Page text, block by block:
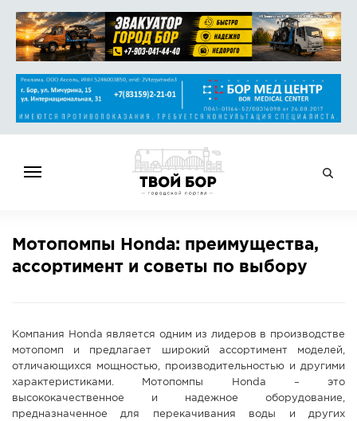
НОВОСТИ
СПРАВОЧНИК
АФИША
КАМЕРЫ
Мотопомпы Honda: преимущества,
ассортимент и советы по выбору
Компания Honda является одним из лидеров в производстве
мотопомп и предлагает широкий ассортимент моделей,
отличающихся мощностью, производительностью и другими
характеристиками. Мотопомпы Honda – это
высококачественное и надежное оборудование,
предназначенное для перекачивания воды и других